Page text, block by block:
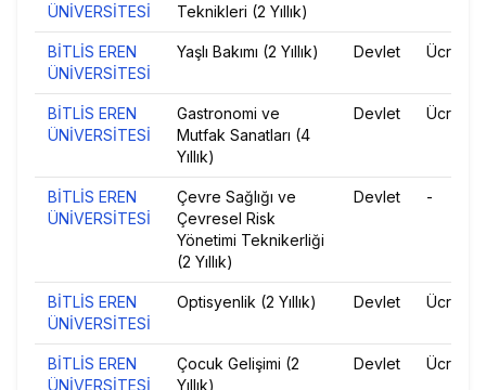
ÜNİVERSİTESİ
Teknikleri (2 Yıllık)
BİTLİS EREN
ÜNİVERSİTESİ
Yaşlı Bakımı (2 Yıllık) Devlet Ücretsiz
BİTLİS EREN
ÜNİVERSİTESİ
Gastronomi ve
Mutfak Sanatları (4
Yıllık)
Devlet Ücretsiz
BİTLİS EREN
ÜNİVERSİTESİ
Çevre Sağlığı ve
Çevresel Risk
Yönetimi Teknikerliği
(2 Yıllık)
Devlet -
BİTLİS EREN
ÜNİVERSİTESİ
Optisyenlik (2 Yıllık) Devlet Ücretsiz
BİTLİS EREN
ÜNİVERSİTESİ
Çocuk Gelişimi (2
Yıllık)
Devlet Ücretsiz